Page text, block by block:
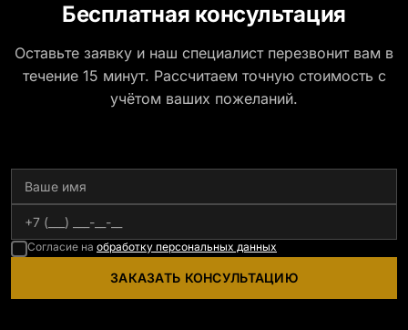
Бесплатная консультация
Оставьте заявку и наш специалист перезвонит вам в
течение 15 минут. Рассчитаем точную стоимость с
учётом ваших пожеланий.
Согласие на обработку персональных данных
ЗАКАЗАТЬ КОНСУЛЬТАЦИЮ